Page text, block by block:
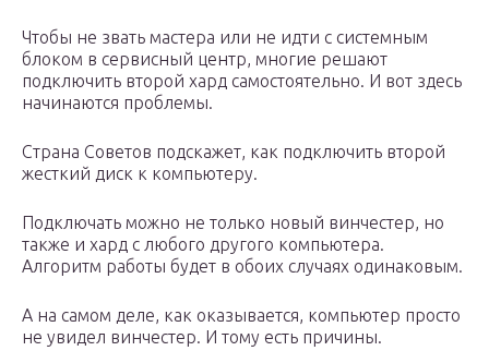
Чтобы не звать мастера или не идти с системным
блоком в сервисный центр, многие решают
подключить второй хард самостоятельно. И вот здесь
начинаются проблемы.
Страна Советов подскажет, как подключить второй
жесткий диск к компьютеру.
Подключать можно не только новый винчестер, но
также и хард с любого другого компьютера.
Алгоритм работы будет в обоих случаях одинаковым.
А на самом деле, как оказывается, компьютер просто
не увидел винчестер. И тому есть причины.